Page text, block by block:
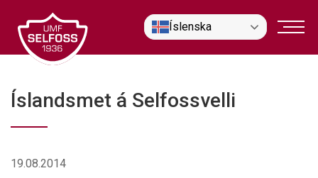
efni
Íslenska
Íslandsmet á Selfossvelli
19.08.2014